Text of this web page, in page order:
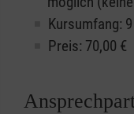
Kursumfang:
Preis: 70,00 €